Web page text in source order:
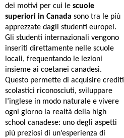
dei motivi per cui le scuole
superiori in Canada sono tra le più
apprezzate dagli studenti europei.
Gli studenti internazionali vengono
inseriti direttamente nelle scuole
locali, frequentando le lezioni
insieme ai coetanei canadesi.
Questo permette di acquisire crediti
scolastici riconosciuti, sviluppare
l’inglese in modo naturale e vivere
ogni giorno la realtà della high
school canadese: uno degli aspetti
più preziosi di un’esperienza di